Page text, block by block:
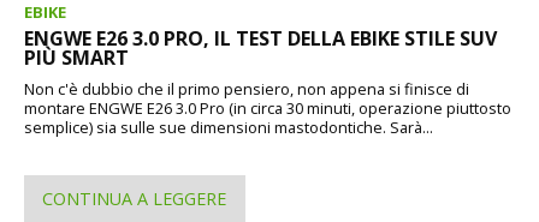
EBIKE
ENGWE E26 3.0 PRO, IL TEST DELLA EBIKE STILE SUV
PIÙ SMART
Non c'è dubbio che il primo pensiero, non appena si finisce di
montare ENGWE E26 3.0 Pro (in circa 30 minuti, operazione piuttosto
semplice) sia sulle sue dimensioni mastodontiche. Sarà...
CONTINUA A LEGGERE